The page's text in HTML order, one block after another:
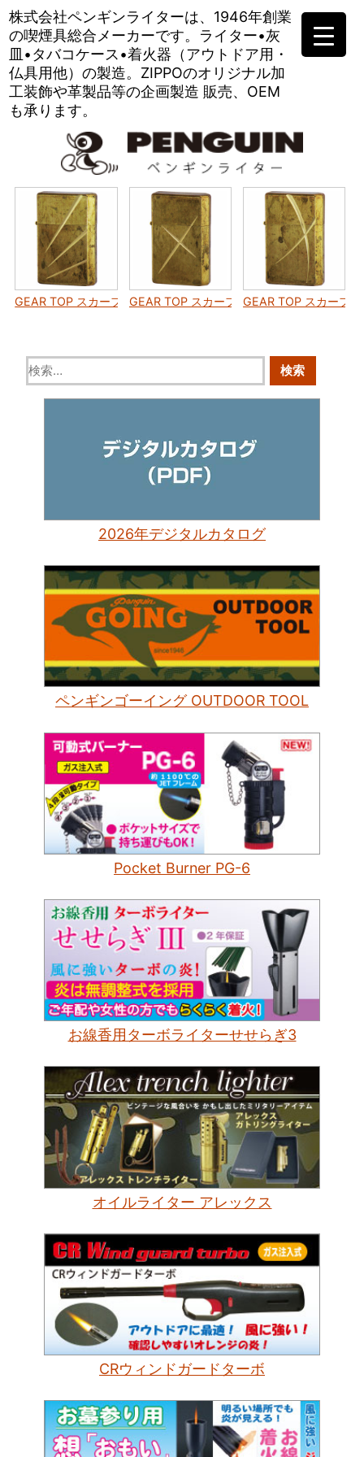
株式会社ペンギンライターは、 1946年創業
の喫煙具総合メーカーです。 ライター•灰
皿•タバコケース•着火器（アウトドア用・
仏具用他）の製造。 ZIPPOのオリジナル加
工装飾や革製品等の企画製造 販売、OEM
も承ります。
GEAR TOP スカーフェイス ネコパンチGEAR TOP スカーフェイス ヴァイパーバイト
GEAR TOP スカーフ
2026年デジタルカタログ
ペンギンゴーイング OUTDOOR TOOL
Pocket Burner PG-6
お線香用ターボライターせせらぎ3
オイルライター アレックス
CRウィンドガードターボ